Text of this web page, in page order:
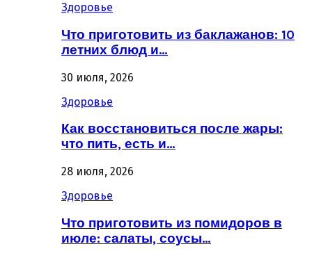
Здоровье
Что приготовить из баклажанов: 10
летних блюд и…
30 июля, 2026
Здоровье
Как восстановиться после жары:
что пить, есть и…
28 июля, 2026
Здоровье
Что приготовить из помидоров в
июле: салаты, соусы…